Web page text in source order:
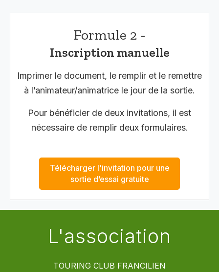
Formule 2 -
Inscription manuelle
Imprimer le document, le remplir et le remettre
à l’animateur/animatrice le jour de la sortie.
Pour bénéficier de deux invitations, il est
nécessaire de remplir deux formulaires.
Télécharger l'invitation pour une
sortie d’essai gratuite
L'association
TOURING CLUB FRANCILIEN